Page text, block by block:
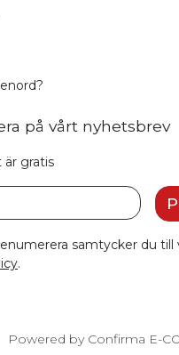
på vårt nyhetsbrev
är gratis
samtycker du till
.
Powered by Confirma E-